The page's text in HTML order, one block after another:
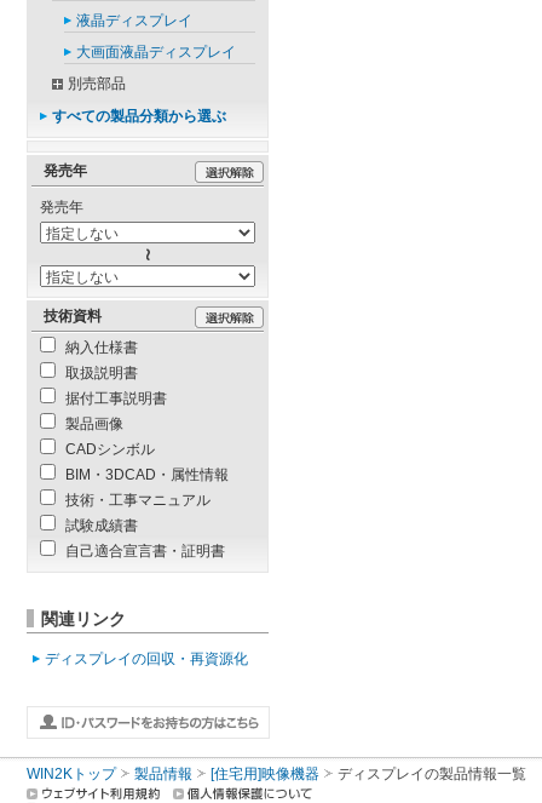
液晶ディスプレイ
大画面液晶ディスプレイ
別売部品
すべての製品分類から選ぶ
発売年
発売年
技術資料
納入仕様書
取扱説明書
据付工事説明書
製品画像
CADシンボル
BIM・3DCAD・属性情報
技術・工事マニュアル
試験成績書
自己適合宣言書・証明書
関連リンク
ディスプレイの回収・再資源化
WIN2Kトップ 製品情報 [住宅用]映像機器 ディスプレイの製品情報一覧